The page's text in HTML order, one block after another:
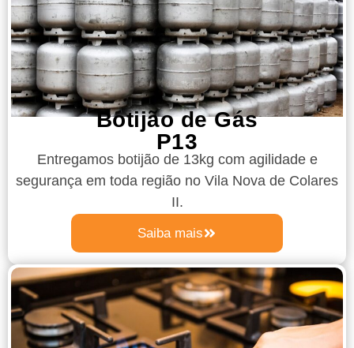
Botijão de Gás
P13
Entregamos botijão de 13kg com agilidade e
segurança em toda região no Vila Nova de Colares
II.
Saiba mais